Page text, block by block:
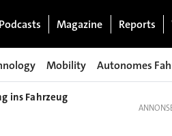
Podcasts Magazine Reports
Mobility Autonomes
ins Fahrzeug